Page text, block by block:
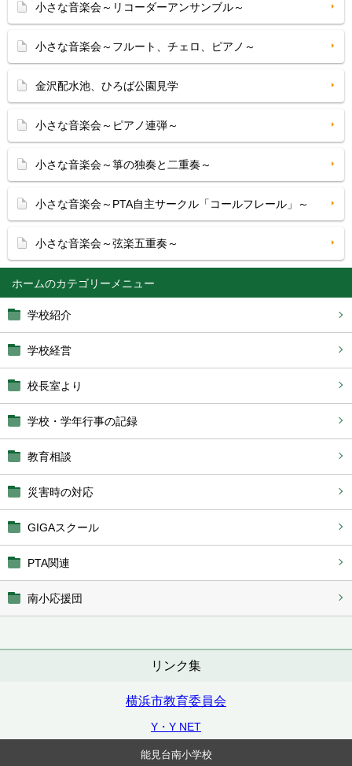
ホーム
学校紹介
学校経営
校長室より
学校・学年行事の記録
教育相談
災害時の対応
GIGAスクール
PTA関連
南小応援団
リンク集
横浜市教育委員会
Y・Y NET
小さな音楽会～リコーダーアンサンブル～
小さな音楽会～フルート、チェロ、ピアノ～
金沢配水池、ひろば公園見学
小さな音楽会～ピアノ連弾～
小さな音楽会～箏の独奏と二重奏～
小さな音楽会～PTA自主サークル「コールフレール」～
小さな音楽会～弦楽五重奏～
能見台南小学校